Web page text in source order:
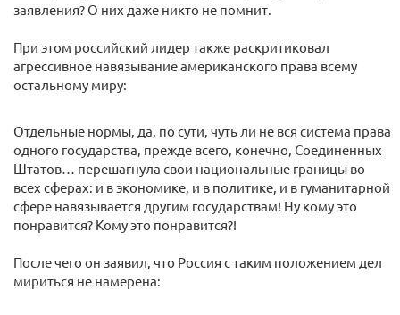
заявления? О них даже никто не помнит.
При этом российский лидер также раскритиковал
агрессивное навязывание американского права всему
остальному миру:
Отдельные нормы, да, по сути, чуть ли не вся система права
одного государства, прежде всего, конечно, Соединенных
Штатов… перешагнула свои национальные границы во
всех сферах: и в экономике, и в политике, и в гуманитарной
сфере навязывается другим государствам! Ну кому это
понравится? Кому это понравится?!
После чего он заявил, что Россия с таким положением дел
мириться не намерена: